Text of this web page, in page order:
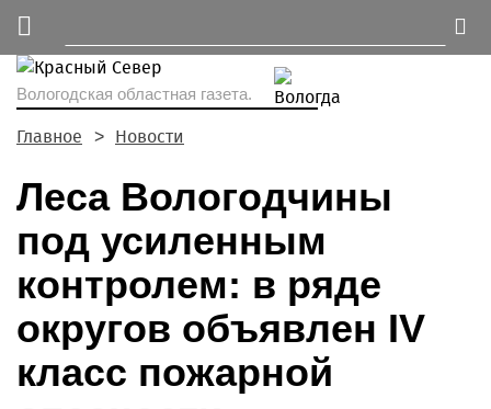
Вологодская областная газета.
Главное Новости
Леса Вологодчины
под усиленным
контролем: в ряде
округов объявлен IV
класс пожарной